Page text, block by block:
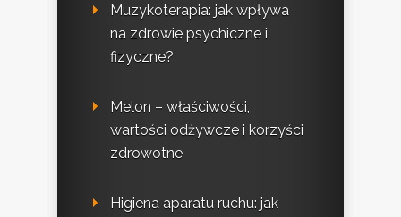
Muzykoterapia: jak wpływa
na zdrowie psychiczne i
fizyczne?
Melon – właściwości,
wartości odżywcze i korzyści
zdrowotne
Higiena aparatu ruchu: jak